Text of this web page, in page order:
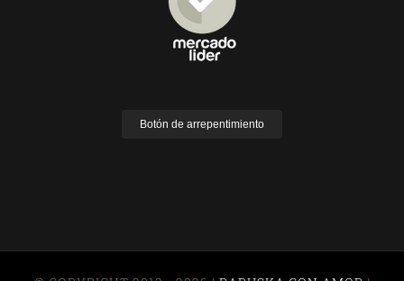
Botón de arrepentimiento